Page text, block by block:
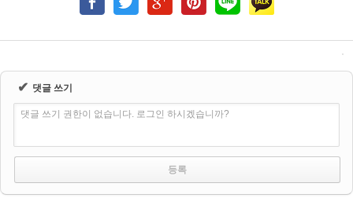
✔ 댓글 쓰기
댓글 쓰기 권한이 없습니다. 로그인 하시겠습니까?